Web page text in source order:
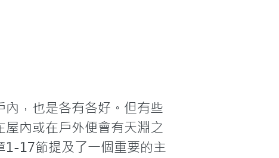
，也是各有各好。但有些
內或在戶外便會有天淵之
1-17節提及了一個重要的主